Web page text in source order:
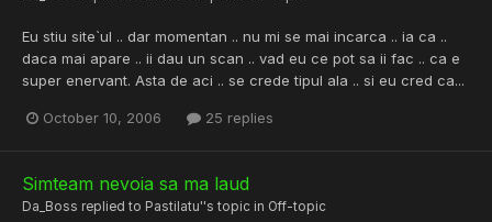
Eu stiu site`ul .. dar momentan .. nu mi se mai incarca .. ia ca ..
daca mai apare .. ii dau un scan .. vad eu ce pot sa ii fac .. ca e
super enervant. Asta de aci .. se crede tipul ala .. si eu cred ca...
October 10, 2006 25 replies
Simteam nevoia sa ma laud
Da_Boss replied to Pastilatu''s topic in Off-topic